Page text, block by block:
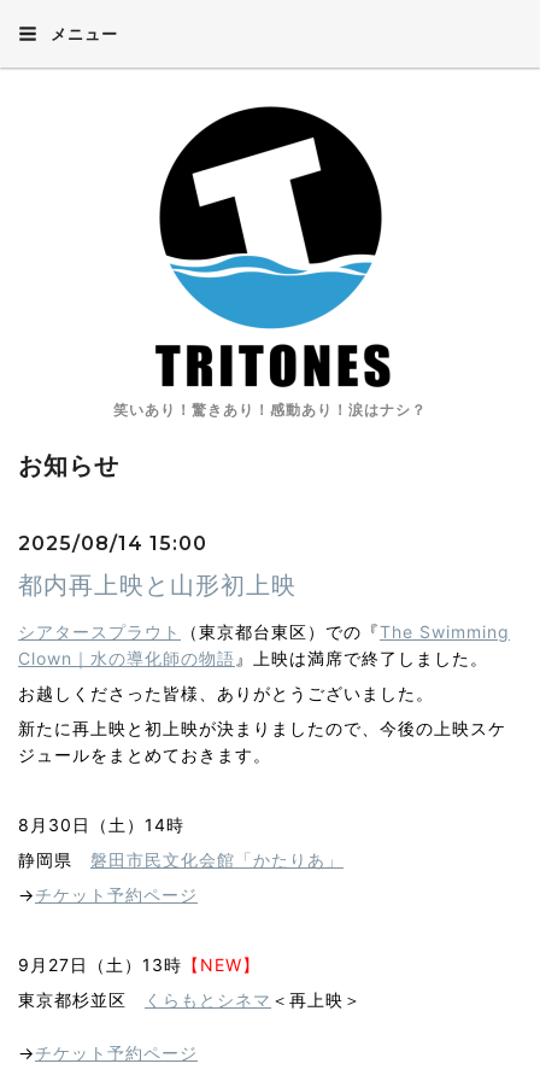
メニュー
笑いあり！驚きあり！感動あり！涙はナシ？
お知らせ
2025/08/14 15:00
都内再上映と山形初上映
シアタースプラウト （東京都台東区）での『The Swimming
Clown｜水の導化師の物語 』上映は満席で終了しました。
お越しくださった皆様、ありがとうございました。
新たに再上映と初上映が決まりましたので、今後の上映スケ
ジュールをまとめておきます。
8月30日（土）14時
静岡県 磐田市民文化会館「かたりあ」
→チケット予約ページ
9月27日（土）13時 【NEW】
東京都杉並区
くらもとシネマ ＜再上映＞
→チケット予約ページ